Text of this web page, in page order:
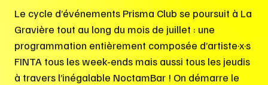
Le cycle d’événements Prisma Club se poursuit à La
Gravière tout au long du mois de juillet : une
programmation entièrement composée d’artiste·x·s
FINTA tous les week-ends mais aussi tous les jeudis
à travers l’inégalable NoctamBar ! On démarre le